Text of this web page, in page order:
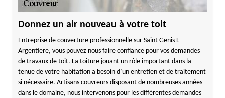
Donnez un air nouveau à votre toit
Entreprise de couverture professionnelle sur Saint Genis L
Argentiere, vous pouvez nous faire confiance pour vos demandes
de travaux de toit. La toiture jouant un rôle important dans la
tenue de votre habitation a besoin d’un entretien et de traitement
si nécessaire. Artisans couvreurs disposant de nombreuses années
dans le domaine, nous intervenons pour les différentes demandes